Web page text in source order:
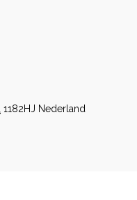
1182HJ Nederland